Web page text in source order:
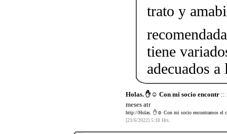
trato y
tiene
adecuados a
Holas. ✋☺️ Con mi socio encontr::
meses atr
http://Holas. ✋☺️ Con mi socio encontramos el
[23/6/2022] 5:18 Hrs.